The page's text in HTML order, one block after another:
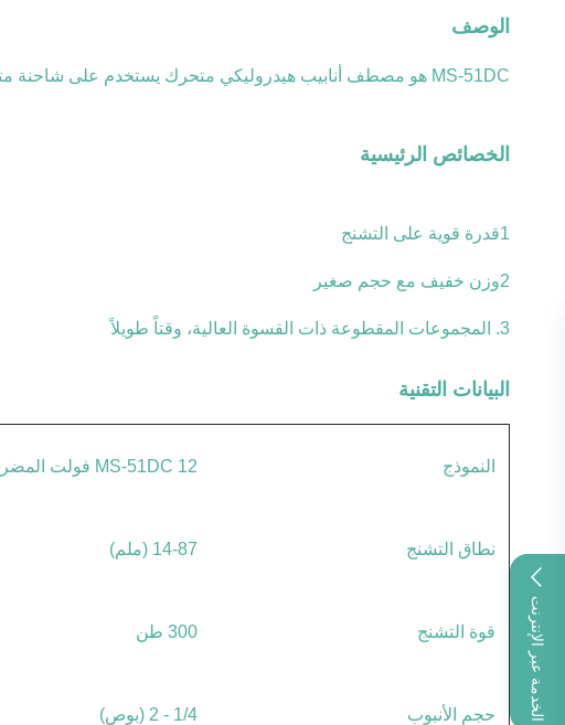
الخدمة عبر الإنترنت
الوصف
MS-51DC هو مصطف أنابيب هيدروليكي متحرك يستخدم على شاحنة متنقلة. يمكن تشغيله ببطارية 12 فولت أو 24 فولت ، وقد استخدم على نطاق واسع في مصطف أنابيب في الموقع.
الخصائص الرئيسية
1قدرة قوية على التشنج
2وزن خفيف مع حجم صغير
3. المجموعات المقطوعة ذات القسوة العالية، وقتاً طويلاً
البيانات التقنية
النموذج MS-51DC 12 فولت المضرب الهيدروليكي للأنابيب
نطاق التشنج 14-87 (ملم)
قوة التشنج 300 طن
حجم الأنبوب 1/4 - 2 (بوص)